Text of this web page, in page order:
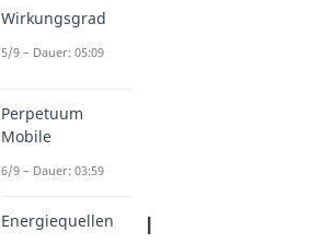
Zeigermodell
Wirkungsgrad
5/9 – Dauer: 05:09
Perpetuum
Mobile
6/9 – Dauer: 03:59
Energiequellen